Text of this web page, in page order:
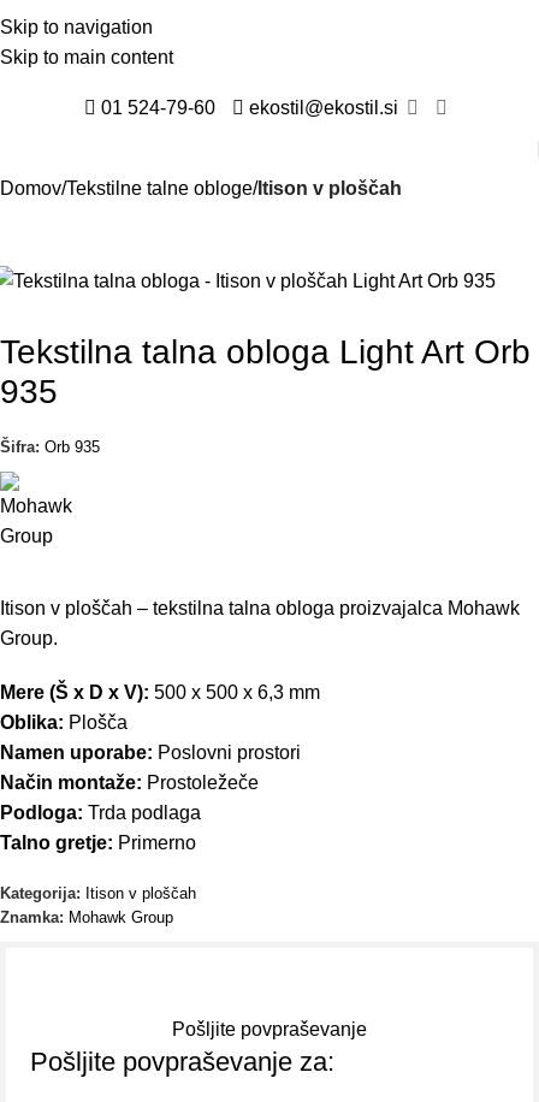
Skip to navigation
Skip to main content
01 524-79-60 ekostil@ekostil.si
Domov Tekstilne talne obloge Itison v ploščah
Tekstilna talna obloga Light Art Orb
935
Šifra: Orb 935
Itison v ploščah – tekstilna talna obloga proizvajalca Mohawk
Group.
Mere (Š x D x V): 500 x 500 x 6,3 mm
Oblika: Plošča
Namen uporabe: Poslovni prostori
Način montaže: Prostoležeče
Podloga: Trda podlaga
Talno gretje: Primerno
Kategorija: Itison v ploščah
Znamka: Mohawk Group
Pošljite povpraševanje
Pošljite povpraševanje za: